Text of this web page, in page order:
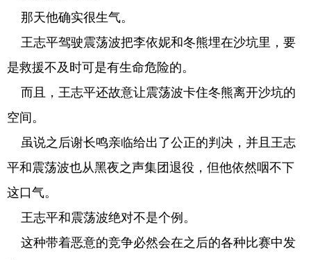
那天他确实很生气。
王志平驾驶震荡波把李依妮和冬熊埋在沙坑里，要
是救援不及时可是有生命危险的。
而且，王志平还故意让震荡波卡住冬熊离开沙坑的
空间。
虽说之后谢长鸣亲临给出了公正的判决，并且王志
平和震荡波也从黑夜之声集团退役，但他依然咽不下
这口气。
王志平和震荡波绝对不是个例。
这种带着恶意的竞争必然会在之后的各种比赛中发